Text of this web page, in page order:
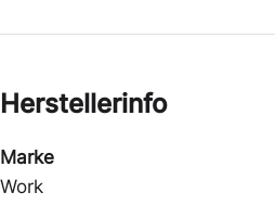
Herstellerinfo
Marke
Work